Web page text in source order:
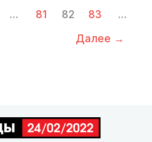
… 81 82 83
…
Далее →